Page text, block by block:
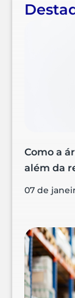
Como a
além da
07 de